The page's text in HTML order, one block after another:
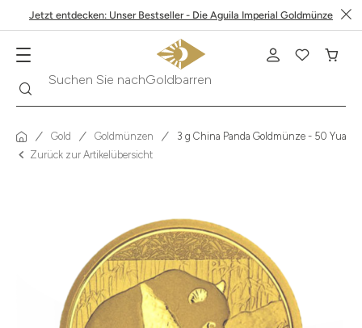
Jetzt entdecken: Unser Bestseller - Die Aguila Imperial Goldmünze
Suchen Sie nach
Gold Goldmünzen
3 g China Panda Goldmünze - 50 Yuan
Zurück zur Artikelübersicht